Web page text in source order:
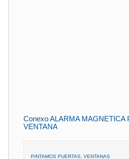
Conexo ALARMA MAGNETICA
VENTANA
PINTAMOS PUERTAS, VENTANAS